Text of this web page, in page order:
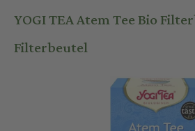
YOGI TEA Atem Tee Bio
Filterbeutel